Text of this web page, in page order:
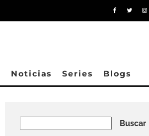
Noticias Series Blogs
Buscar